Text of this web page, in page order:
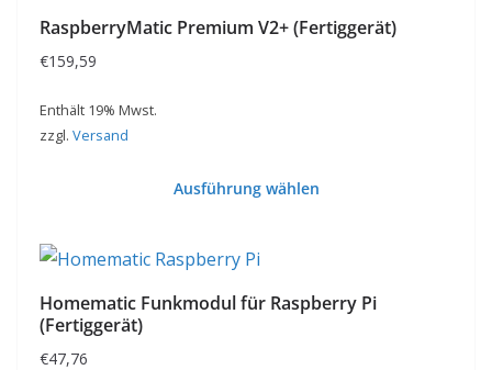
RaspberryMatic Premium V2+ (Fertiggerät)
€159,59
Enthält 19% Mwst.
zzgl. Versand
Ausführung wählen
Produkt
mehrere
Varianten
Homematic Funkmodul für Raspberry Pi
(Fertiggerät)
€47,76